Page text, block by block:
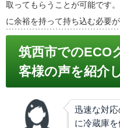
取ってもらうことが可能です
に余裕を持って持ち込む必要が
筑西市でのECO
客様の声を紹介
迅速な対
に冷蔵庫